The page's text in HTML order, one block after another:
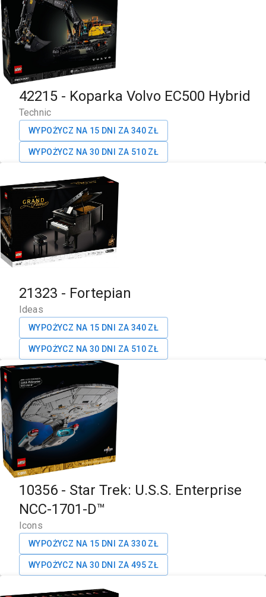
42215 - Koparka Volvo EC500 Hybrid
Technic
WYPOŻYCZ NA 15 DNI ZA 340 ZŁ
WYPOŻYCZ NA 30 DNI ZA 510 ZŁ
21323 - Fortepian
Ideas
WYPOŻYCZ NA 15 DNI ZA 340 ZŁ
WYPOŻYCZ NA 30 DNI ZA 510 ZŁ
10356 - Star Trek: U.S.S. Enterprise
NCC-1701-D™
Icons
WYPOŻYCZ NA 15 DNI ZA 330 ZŁ
WYPOŻYCZ NA 30 DNI ZA 495 ZŁ